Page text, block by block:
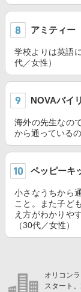
アミティー
学校よりは英語
代／女性）
NOVAバイ
海外の先生なの
から通っている
ペッピーキ
小さなうちから
こと。また子ど
え方がわかりや
（30代／女性）
オリコン
スタート